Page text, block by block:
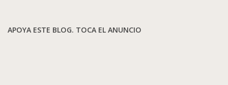
APOYA ESTE BLOG. TOCA EL ANUNCIO